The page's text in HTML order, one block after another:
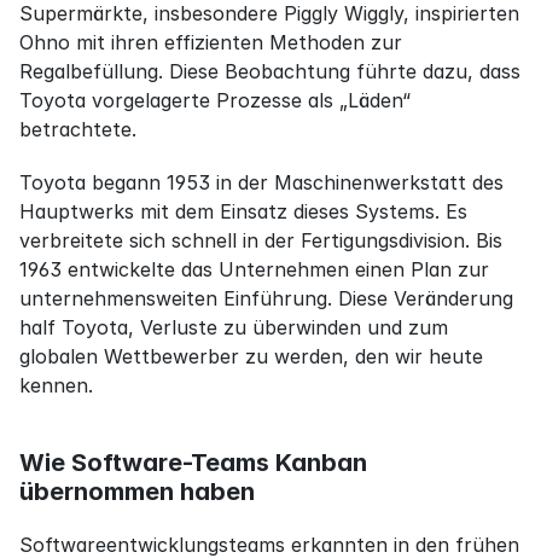
Supermärkte, insbesondere Piggly Wiggly, inspirierten
Ohno mit ihren effizienten Methoden zur
Regalbefüllung. Diese Beobachtung führte dazu, dass
Toyota vorgelagerte Prozesse als „Läden“
betrachtete.
Toyota begann 1953 in der Maschinenwerkstatt des
Hauptwerks mit dem Einsatz dieses Systems. Es
verbreitete sich schnell in der Fertigungsdivision. Bis
1963 entwickelte das Unternehmen einen Plan zur
unternehmensweiten Einführung. Diese Veränderung
half Toyota, Verluste zu überwinden und zum
globalen Wettbewerber zu werden, den wir heute
kennen.
Wie Software-Teams Kanban
übernommen haben
Softwareentwicklungsteams erkannten in den frühen